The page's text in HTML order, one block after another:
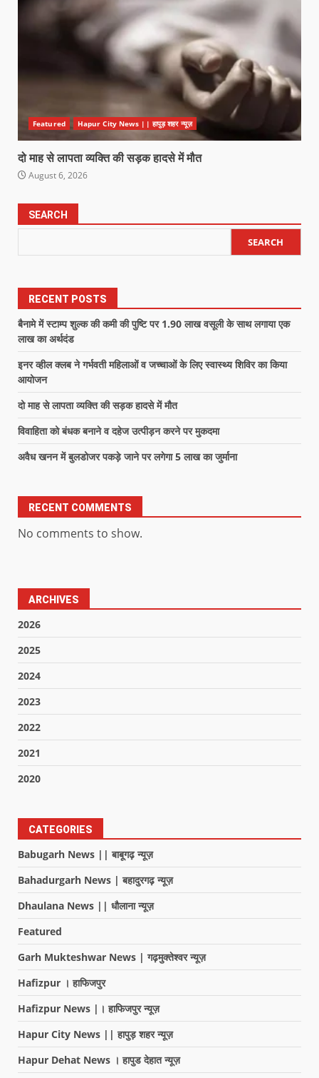
Featured Hapur City News || हापुड़ शहर न्यूज़
दो माह से लापता व्यक्ति की सड़क हादसे में मौत
August 6, 2026
SEARCH
SEARCH
RECENT POSTS
बैनामे में स्टाम्प शुल्क की कमी की पुष्टि पर 1.90 लाख वसूली के साथ लगाया एक
लाख का अर्थदंड
इनर व्हील क्लब ने गर्भवती महिलाओं व जच्चाओं के लिए स्वास्थ्य शिविर का किया
आयोजन
दो माह से लापता व्यक्ति की सड़क हादसे में मौत
विवाहिता को बंधक बनाने व दहेज उत्पीड़न करने पर मुकदमा
अवैध खनन में बुलडोजर पकड़े जाने पर लगेगा 5 लाख का जुर्माना
RECENT COMMENTS
No comments to show.
ARCHIVES
2026
2025
2024
2023
2022
2021
2020
CATEGORIES
Babugarh News || बाबूगढ़ न्यूज़
Bahadurgarh News | बहादुरगढ़ न्यूज़
Dhaulana News || धौलाना न्यूज़
Featured
Garh Mukteshwar News | गढ़मुक्तेश्वर न्यूज़
Hafizpur । हाफिजपुर
Hafizpur News |। हाफिजपुर न्यूज़
Hapur City News || हापुड़ शहर न्यूज़
Hapur Dehat News । हापुड देहात न्यूज़